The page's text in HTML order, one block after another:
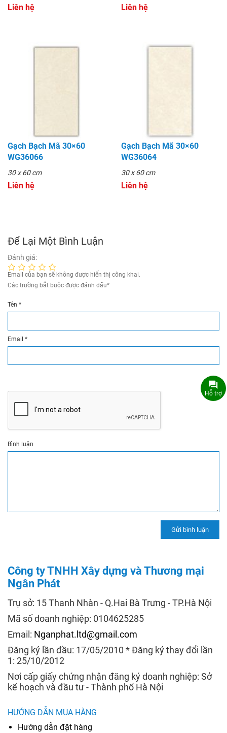
Liên hệ Liên hệ
Gạch Bạch Mã 30×60
WG36066
30 x 60 cm
Liên hệ
Gạch Bạch Mã 30×60
WG36064
30 x 60 cm
Liên hệ
Để Lại Một Bình Luận
Đánh giá:
Email của bạn sẽ không được hiển thị công khai.
Các trường bắt buộc được đánh dấu*
Tên *
Email *
Bình luận
Công ty TNHH Xây dựng và Thương mại
Ngân Phát
Trụ sở: 15 Thanh Nhàn - Q.Hai Bà Trưng - TP.Hà Nội
Mã số doanh nghiệp: 0104625285
Email: Nganphat.ltd@gmail.com
Đăng ký lần đầu: 17/05/2010 * Đăng ký thay đổi lần
1: 25/10/2012
Nơi cấp giấy chứng nhận đăng ký doanh nghiệp: Sở
kế hoạch và đầu tư - Thành phố Hà Nội
HƯỚNG DẪN MUA HÀNG
Hướng dẫn đặt hàng
Hỗ trợ